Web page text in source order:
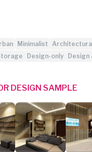
Minimalist Architectural
Design-only Design
DESIGN SAMPLE